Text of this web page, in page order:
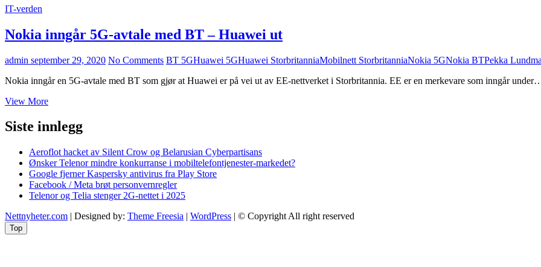
IT-verden
Nokia inngår 5G-avtale med BT – Huawei ut
admin september 29, 2020 No Comments BT 5GHuawei 5GHuawei StorbritanniaMobilnett StorbritanniaNokia 5GNokia BTPekka
Nokia inngår en 5G-avtale med BT som gjør at Huawei er på vei ut av EE-nettverket i Storbritannia. EE er en merkevare som inngår
View MoreNokia
5G-
avtale
BT
–
Huawei
ut
Siste innlegg
Aeroflot hacket av Silent Crow og Belarusian Cyberpartisans
Ønsker Telenor mindre konkurranse i mobiltelefontjenester-markedet?
Google fjerner Kaspersky antivirus fra Play Store
Facebook / Meta brøt personvernregler
Telenor og Telia stenger 2G-nettet i 2025
Nettnyheter.com | Designed by: Theme Freesia | WordPress | © Copyright All right reserved
Top